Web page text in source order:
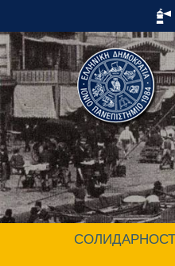
СОЛИДАРНОСТЬ